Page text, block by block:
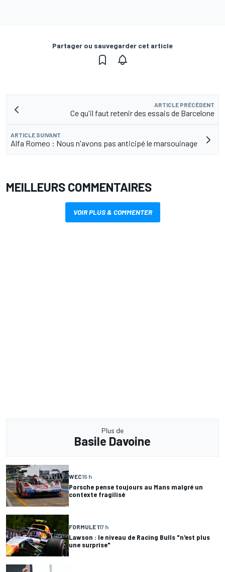
Partager ou sauvegarder cet article
ARTICLE PRÉCÉDENT
Ce qu'il faut retenir des essais de Barcelone
ARTICLE SUIVANT
Alfa Romeo : Nous n'avons pas anticipé le marsouinage
MEILLEURS COMMENTAIRES
VOIR PLUS & COMMENTER
Plus de
Basile Davoine
WEC15 h
Porsche pense toujours au Mans malgré un
contexte fragilisé
FORMULE 117 h
Lawson : le niveau de Racing Bulls "n'est plus
une surprise"